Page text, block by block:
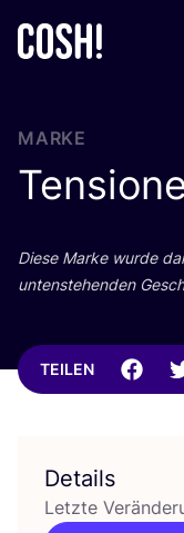
MARKE
Die­se Mar­ke wur­de
unten­ste­hen­den
TEILEN
Details
Letzte